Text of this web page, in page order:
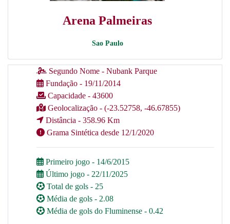
Arena Palmeiras
Sao Paulo
Segundo Nome - Nubank Parque
Fundação - 19/11/2014
Capacidade - 43600
Geolocalização - (-23.52758, -46.67855)
Distância - 358.96 Km
Grama Sintética desde 12/1/2020
Primeiro jogo - 14/6/2015
Último jogo - 22/11/2025
Total de gols - 25
Média de gols - 2.08
Média de gols do Fluminense - 0.42